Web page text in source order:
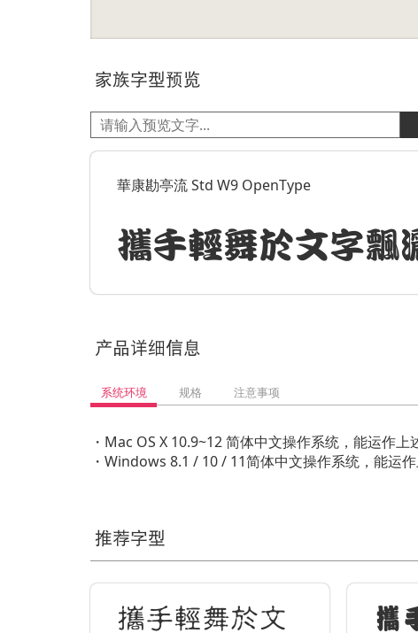
家族字型预览
華康勘亭流 Std W9 OpenType
攜手輕舞於文字飄
产品详细信息
系统环境 规格 注意事项
・Mac OS X 10.9~12 简体中文操作系统，能运作上
・Windows 8.1 / 10 / 11简体中文操作系统，能运
推荐字型
攜手輕舞於文
攜